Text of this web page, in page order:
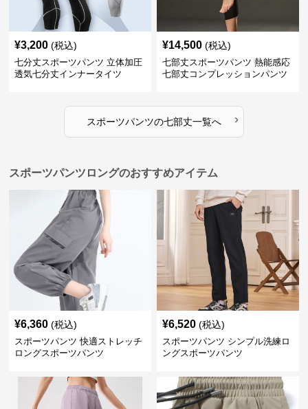
¥3,200 (税込)
七分丈スポーツパンツ 立体加圧
透気七分丈インナータイツ
¥14,500 (税込)
七部丈スポーツパンツ 熱能感応
七部丈コンプレッションパンツ
スポーツパンツの七部丈一覧へ ›
スポーツパンツロングのおすすめアイテム
¥6,360 (税込)
スポーツパンツ 快適ストレッチ
ロングスポーツパンツ
¥6,520 (税込)
スポーツパンツ シンプル洗練ロ
ングスポーツパンツ